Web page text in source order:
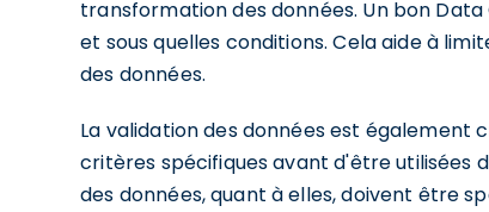
transformation des données. Un bon
et sous quelles conditions. Cela aide à
des données.
La validation des données est également
critères spécifiques avant d'être utilisées
des données, quant à elles, doivent être